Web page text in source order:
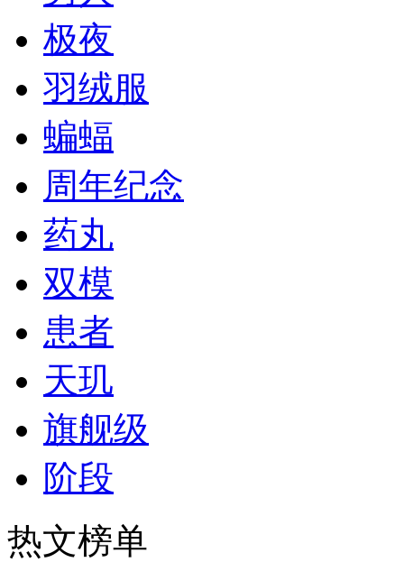
极夜
羽绒服
蝙蝠
周年纪念
药丸
双模
患者
天玑
旗舰级
阶段
热文榜单